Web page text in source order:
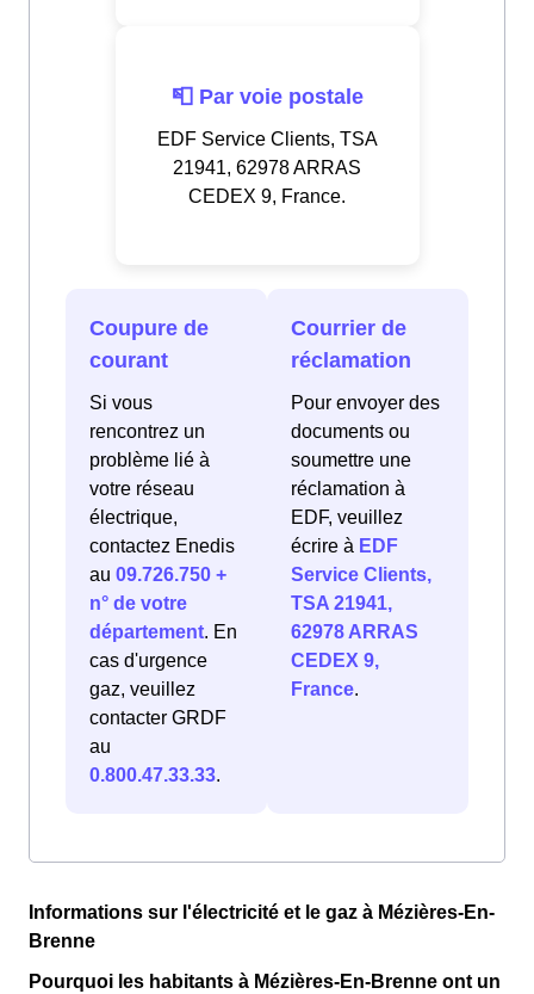
📮 Par voie postale
EDF Service Clients, TSA
21941, 62978 ARRAS
CEDEX 9, France.
Coupure de
courant
Si vous
rencontrez un
problème lié à
votre réseau
électrique,
contactez Enedis
au 09.726.750 +
n° de votre
département. En
cas d'urgence
gaz, veuillez
contacter GRDF
au
0.800.47.33.33.
Courrier de
réclamation
Pour envoyer des
documents ou
soumettre une
réclamation à
EDF, veuillez
écrire à EDF
Service Clients,
TSA 21941,
62978 ARRAS
CEDEX 9,
France.
Informations sur l'électricité et le gaz à Mézières-En-
Brenne
Pourquoi les habitants à Mézières-En-Brenne ont un